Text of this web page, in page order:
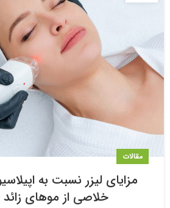
مقالات
مزایای لیزر نسبت به
خلاصی از موهای